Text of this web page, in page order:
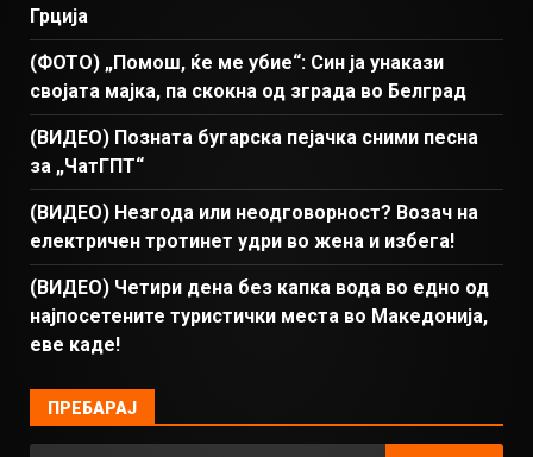
Грција
(ФОТО) „Помош, ќе ме убие“: Син ја унакази
својата мајка, па скокна од зграда во Белград
(ВИДЕО) Позната бугарска пејачка сними песна
за „ЧатГПТ“
(ВИДЕО) Незгода или неодговорност? Возач на
електричен тротинет удри во жена и избега!
(ВИДЕО) Четири дена без капка вода во едно од
најпосетените туристички места во Македонија,
еве каде!
ПРЕБАРАЈ